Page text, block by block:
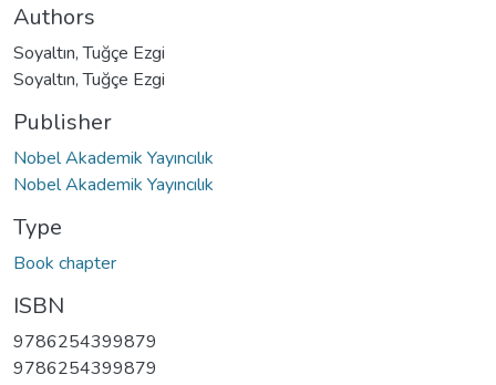
Authors
Soyaltın, Tuğçe Ezgi
Soyaltın, Tuğçe Ezgi
Publisher
Nobel Akademik Yayıncılık
Nobel Akademik Yayıncılık
Type
Book chapter
ISBN
9786254399879
9786254399879